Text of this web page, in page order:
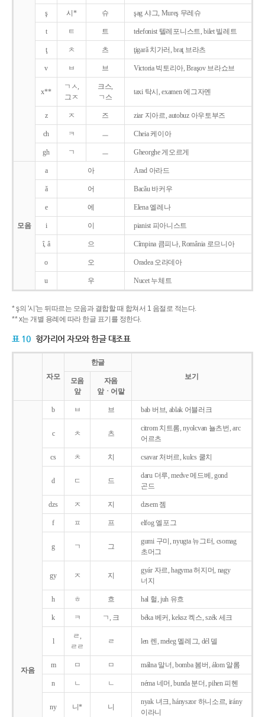
ş 시* 슈 şag 샤그, Mureş 무레슈
t ㅌ 트 telefonist 텔레포니스트, bilet 빌레트
ţ ㅊ 츠 ţigarǎ 치가러, braţ 브라츠
v ㅂ 브 Victoria 빅토리아, Braşov 브라쇼브
x**
ㄱㅅ,
그ㅈ
크스,
ㄱ스
taxi 탁시, examen 에그자멘
z ㅈ 즈 ziar 지아르, autobuz 아우토부즈
ch ㅋ ㅡ Cheia 케이아
gh ㄱ ㅡ Gheorghe 게오르게
모음
a 아 Arad 아라드
ǎ 어 Bacǎu 바커우
e 에 Elena 엘레나
i 이 pianist 피아니스트
î, â 으 Cîmpina 큼피나, România 로므니아
o 오 Oradea 오라데아
u 우 Nucet 누체트
* ş의 '시'는 뒤따르는 모음과 결합할 때 합쳐서 1 음절로 적는다.
** x는 개별 용례에 따라 한글 표기를 정한다.
표 10 헝가리어 자모와 한글 대조표
자모
한글
보기
모음
앞
자음
앞ㆍ어말
자음
b ㅂ 브 bab 버브, ablak 어블러크
c ㅊ 츠
citrom 치트롬, nyolcvan 뇰츠번, arc
어르츠
cs ㅊ 치 csavar 처버르, kulcs 쿨치
d ㄷ 드
daru 더루, medve 메드베, gond
곤드
dzs ㅈ 지 dzsem 젬
f ㅍ 프 elfog 엘포그
g ㄱ 그
gumi 구미, nyugta 뉴그터, csomag
초머그
gy ㅈ 지
gyár 자르, hagyma 허지머, nagy
너지
h ㅎ 흐 hal 헐, juh 유흐
k ㅋ ㄱ, 크 béka 베커, keksz 켁스, szék 세크
l
ㄹ,
ㄹㄹ
ㄹ len 렌, meleg 멜레그, dél 델
m ㅁ ㅁ málna 말너, bomba 봄버, álom 알롬
n ㄴ ㄴ néma 네머, bunda 분더, pihen 피헨
ny 니* 니
nyak 녀크, hányszor 하니소르, irány
이라니